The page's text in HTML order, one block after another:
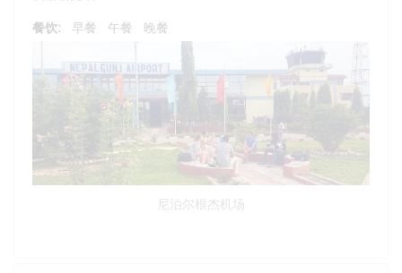
餐饮: 早餐 午餐 晚餐
尼泊尔根杰机场